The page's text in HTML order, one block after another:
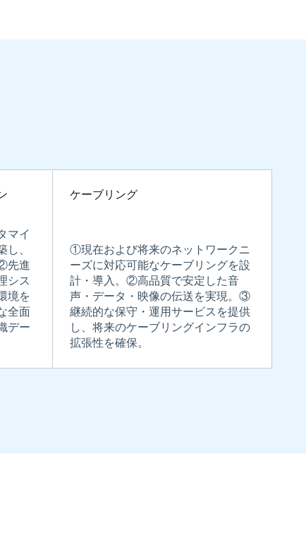
マイ
、
先進
シス
境を
全面
デー
ケーブリング
①現在および将来のネットワークニ
ーズに対応可能なケーブリングを設
計・導入。②高品質で安定した音
声・データ・映像の伝送を実現。③
継続的な保守・運用サービスを提供
し、将来のケーブリングインフラの
拡張性を確保。